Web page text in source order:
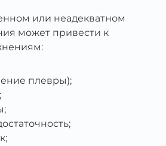
или неадекватном
может привести к
плевры);